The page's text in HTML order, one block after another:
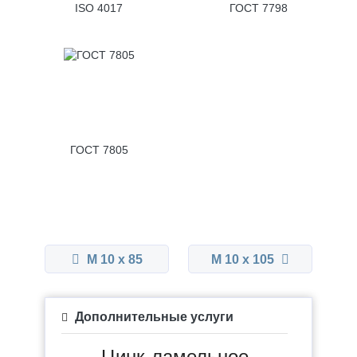
ISO 4017 ГОСТ 7798
ГОСТ 7805
М 10 x 85 М 10 x 105
Дополнительные услуги